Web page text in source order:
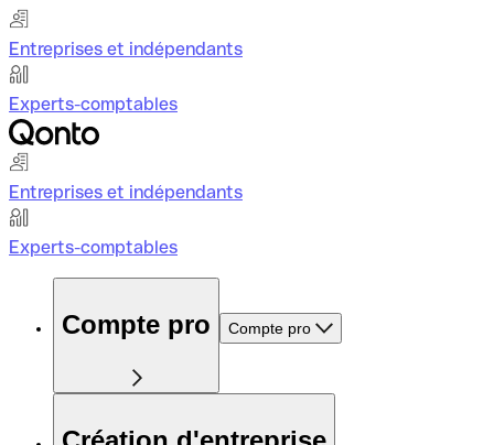
Entreprises et indépendants
Experts-comptables
Entreprises et indépendants
Experts-comptables
Compte pro Compte pro